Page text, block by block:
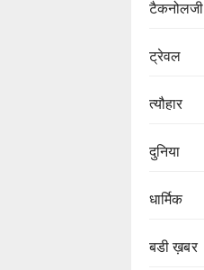
टैकनोलजी
ट्रेवल
त्यौहार
दुनिया
धार्मिक
बडी ख़बर